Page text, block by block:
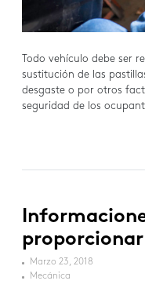
Todo vehículo debe ser
sustitución de las
desgaste o por otros
seguridad de los
Marzo 23, 2018
Mecánica